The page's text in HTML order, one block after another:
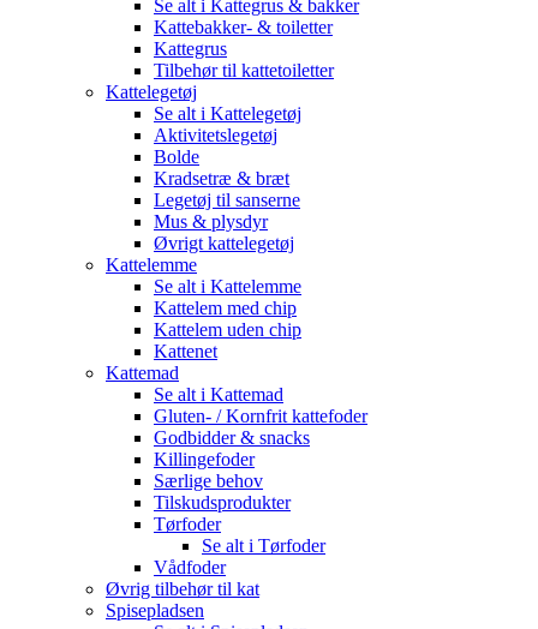
Se alt i Kattegrus & bakker
Kattebakker- & toiletter
Kattegrus
Tilbehør til kattetoiletter
Kattelegetøj
Se alt i Kattelegetøj
Aktivitetslegetøj
Bolde
Kradsetræ & bræt
Legetøj til sanserne
Mus & plysdyr
Øvrigt kattelegetøj
Kattelemme
Se alt i Kattelemme
Kattelem med chip
Kattelem uden chip
Kattenet
Kattemad
Se alt i Kattemad
Gluten- / Kornfrit kattefoder
Godbidder & snacks
Killingefoder
Særlige behov
Tilskudsprodukter
Tørfoder
Se alt i Tørfoder
Vådfoder
Øvrig tilbehør til kat
Spisepladsen